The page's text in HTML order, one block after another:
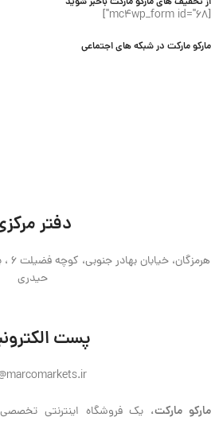
[mc4wp_form id="68"]
مارکو مارکت در شبکه های اجتماعی
دفتر
حیدری
پست
مارکو مارکت، یک فروشگاه اینترنتی